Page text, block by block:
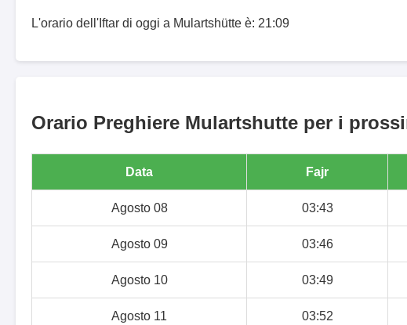
L'orario dell'Iftar di oggi a Mulartshütte è: 21:09
Orario Preghiere Mulartshutte per i
Data Fajr
Agosto 08 03:43
Agosto 09 03:46
Agosto 10 03:49
Agosto 11 03:52